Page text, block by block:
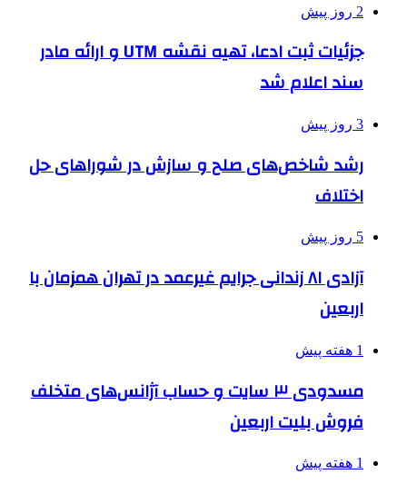
2 روز پیش
جزئیات ثبت ادعا، تهیه نقشه UTM و ارائه مادر
سند اعلام شد
3 روز پیش
رشد شاخص‌های صلح و سازش در شوراهای حل
اختلاف
5 روز پیش
آزادی ۸۱ زندانی جرایم غیرعمد در تهران همزمان با
اربعین
1 هفته پیش
مسدودی ۳ سایت و حساب آژانس‌های متخلف
فروش بلیت اربعین
1 هفته پیش